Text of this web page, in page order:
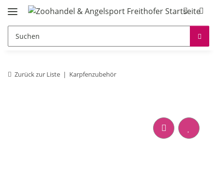
Zurück zur Liste Karpfenzubehör